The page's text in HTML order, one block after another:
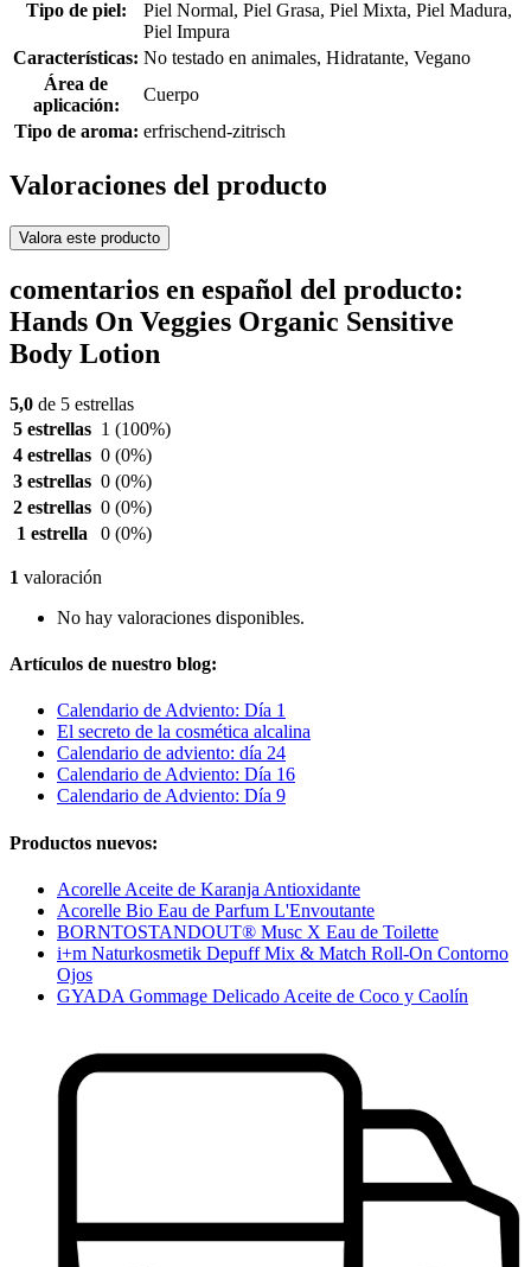
Tipo de piel:
Piel Normal, Piel Grasa, Piel Mixta, Piel Madura,
Piel Impura
Características: No testado en animales, Hidratante, Vegano
Área de
aplicación:
Cuerpo
Tipo de aroma: erfrischend-zitrisch
Valoraciones del producto
Valora este producto
comentarios en español del producto:
Hands On Veggies Organic Sensitive
Body Lotion
5,0 de 5 estrellas
5 estrellas 1 (100%)
4 estrellas 0 (0%)
3 estrellas 0 (0%)
2 estrellas 0 (0%)
1 estrella
0 (0%)
1 valoración
No hay valoraciones disponibles.
Artículos de nuestro blog:
Calendario de Adviento: Día 1
El secreto de la cosmética alcalina
Calendario de adviento: día 24
Calendario de Adviento: Día 16
Calendario de Adviento: Día 9
Productos nuevos:
Acorelle Aceite de Karanja Antioxidante
Acorelle Bio Eau de Parfum L'Envoutante
BORNTOSTANDOUT® Musc X Eau de Toilette
i+m Naturkosmetik Depuff Mix & Match Roll-On Contorno
Ojos
GYADA Gommage Delicado Aceite de Coco y Caolín